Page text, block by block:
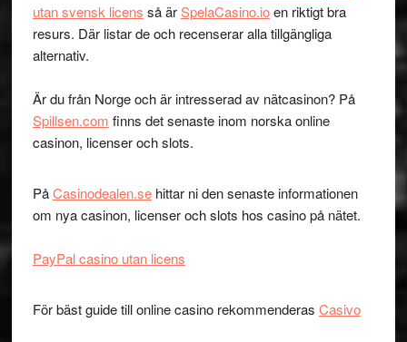
utan svensk licens så ärSpelaCasino.ioen riktigt bra
resurs. Där listar de och recenserar alla tillgängliga
alternativ.
Är du från Norge och är intresserad av nätcasinon? På
Spillsen.com finns det senaste inom norska online
casinon, licenser och slots.
PåCasinodealen.sehittar ni den senaste informationen
om nya casinon, licenser och slots hos casino på nätet.
PayPal casino utan licens
För bäst guide till online casino rekommenderas Casivo